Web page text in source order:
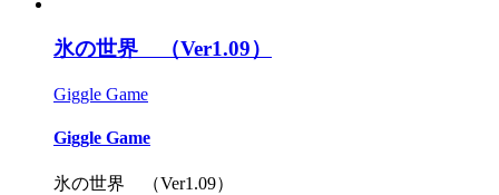
氷の世界 （Ver1.09）
Giggle Game
Giggle Game
氷の世界 （Ver1.09）